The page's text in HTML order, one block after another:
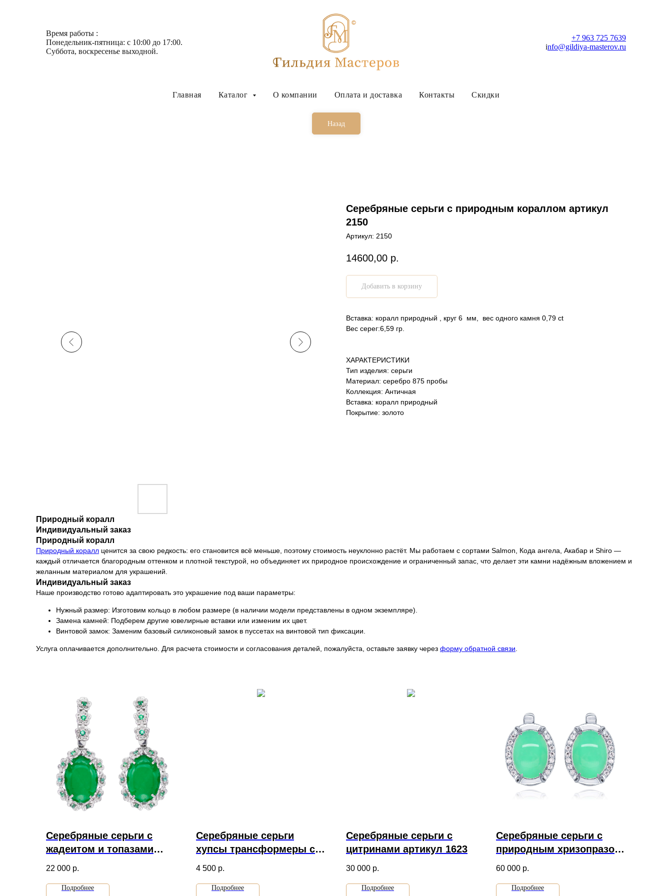
Время работы :
Понедельник-пятница: с 10:00 до 17:00.
Суббота, воскресенье выходной.
+7 963 725 7639
info@gildiya-masterov.ru
Главная Каталог О компании Оплата и доставка Контакты Скидки
Назад
Серебряные серьги с природным кораллом артикул
2150
Артикул: 2150
14600,00 р.
Добавить в корзину
Вставка: коралл природный , круг 6 мм, вес одного камня 0,79 ct
Вес серег:6,59 гр.
ХАРАКТЕРИСТИКИ
Тип изделия: серьги
Материал: серебро 875 пробы
Коллекция: Античная
Вставка: коралл природный
Покрытие: золото
Природный коралл
Индивидуальный заказ
Природный коралл
Природный коралл ценится за свою редкость: его становится всё меньше, поэтому стоимость неуклонно растёт. Мы работаем с сортами Salmon, Кода ангела, Акабар и Shiro —
каждый отличается благородным оттенком и плотной текстурой, но объединяет их природное происхождение и ограниченный запас, что делает эти камни надёжным вложением и
желанным материалом для украшений.
Индивидуальный заказ
Наше производство готово адаптировать это украшение под ваши параметры:
Нужный размер: Изготовим кольцо в любом размере (в наличии модели представлены в одном экземпляре).
Замена камней: Подберем другие ювелирные вставки или изменим их цвет.
Винтовой замок: Заменим базовый силиконовый замок в пуссетах на винтовой тип фиксации.
Услуга оплачивается дополнительно. Для расчета стоимости и согласования деталей, пожалуйста, оставьте заявку через форму обратной связи.
Серебряные серьги с
жадеитом и топазами
артикул 2286
22 000 р.
Подробнее
Серебряные серьги
хупсы трансформеры с
рисунком артикул 1971
4 500 р.
Подробнее
Серебряные серьги с
цитринами артикул 1623
30 000 р.
Подробнее
Серебряные серьги с
природным хризопразом
и фианитами артикул
60 000 р.
Подробнее